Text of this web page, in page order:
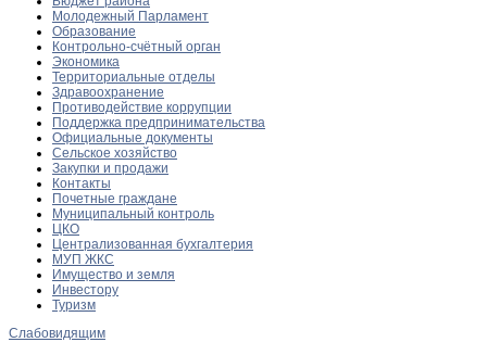
Молодежный Парламент
Образование
Контрольно-счётный орган
Экономика
Территориальные отделы
Здравоохранение
Противодействие коррупции
Поддержка предпринимательства
Официальные документы
Сельское хозяйство
Закупки и продажи
Контакты
Почетные граждане
Муниципальный контроль
ЦКО
Централизованная бухгалтерия
МУП ЖКС
Имущество и земля
Инвестору
Туризм
Слабовидящим